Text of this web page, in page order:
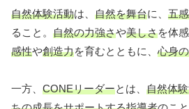
自然体験活動は、 自然を舞台に、 五
ること。 自然の力強さや美しさを体
感性や創造力を育むとともに、 心身
一方、 CONEリーダーとは、 自然体